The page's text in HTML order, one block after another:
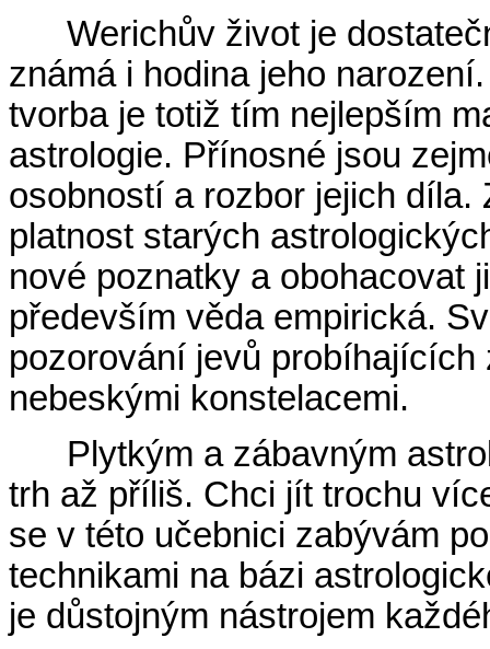
Werichův život je
známá i hodina jeho
tvorba je totiž tím nejlepším
astrologie. Přínosné jsou
osobností a rozbor jejich díla.
platnost starých
nové poznatky a obohacovat
především věda empirická.
pozorování jevů
nebeskými konstelacemi.
Plytkým a zábavným
trh až příliš. Chci jít trochu
se v této učebnici zabývám
technikami na bázi
je důstojným nástrojem